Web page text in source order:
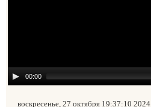
00:00
воскресенье, 27 октября 19:37:10 2024